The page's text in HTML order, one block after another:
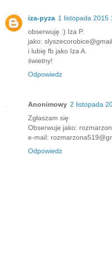
iza-pyza 1 listopada 2015
obserwuję :) Iza P.
jako:
i lubię fb jako Iza A.
świetny!
Odpowiedz
Anonimowy 2 listopada
Zgłaszam się
Obserwuje jako:
e-mail:
Odpowiedz